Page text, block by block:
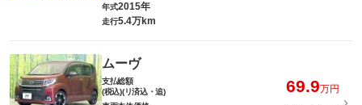
年式2015年
走行5.4万km
ムーヴ
支払総額
(税込)(リ済込・追)
69.9万円